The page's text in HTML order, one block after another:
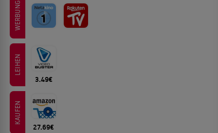
WERBUNG
LEIHEN
3.49€
KAUFEN
27.69€